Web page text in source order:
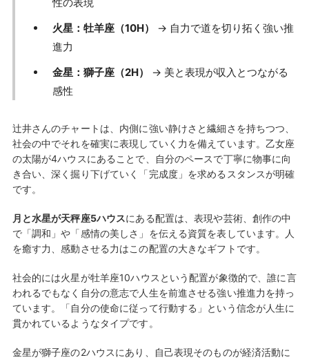
火星：牡羊座（10H）
→ 自力で道を切り拓く強い推
進力
金星：獅子座（2H）
→ 美と表現が収入とつながる
感性
辻井さんのチャートは、内側に強い静けさと繊細さを持ちつつ、
社会の中でそれを確実に表現していく力を備えています。乙女座
の太陽が4ハウスにあることで、自分のペースで丁寧に物事に向
き合い、深く掘り下げていく「完成度」を求めるスタンスが明確
です。
月と水星が天秤座5ハウスにある配置は、表現や芸術、創作の中
で「調和」や「感情の美しさ」を伝える資質を表しています。人
を癒す力、感動させる力はこの配置の大きなギフトです。
社会的には火星が牡羊座10ハウスという配置が象徴的で、誰に言
われるでもなく自分の意志で人生を前進させる強い推進力を持っ
ています。「自分の使命に従って行動する」という信念が人生に
貫かれているようなタイプです。
金星が獅子座の2ハウスにあり、自己表現そのものが経済活動に